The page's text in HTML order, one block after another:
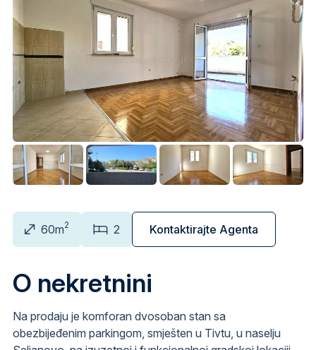
60m2 2 Kontaktirajte Agenta
O nekretnini
Na prodaju je komforan dvosoban stan sa
obezbijeđenim parkingom, smješten u Tivtu, u naselju